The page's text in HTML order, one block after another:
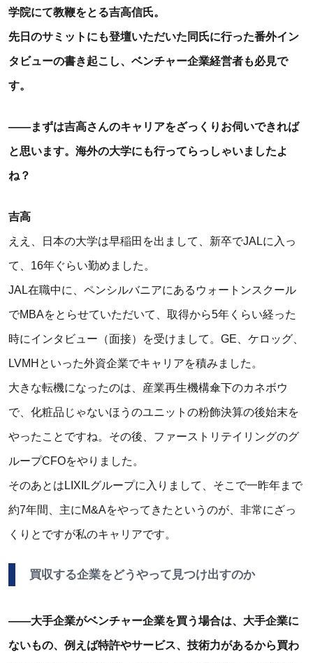
学院にて教鞭をとる吉高信氏。
先日のサミットにも登壇いただいた同氏に行った番外イン
タビューの書き起こし、ベンチャー企業経営者も必見で
す。
――まずは吉高さんのキャリアをざっくりお伺いできれば
と思います。海外の大学にも行ってらっしゃいましたよ
ね？
吉高
ええ、日本の大学は早稲田を出まして、新卒でJALに入っ
て、16年ぐらい勤めました。
JAL在職中に、ペンシルバニアにあるウォートンスクール
でMBAをとらせていただいて、取得から5年くらい経った
時にインタビュー（面接）を受けまして。GE、ケロッグ、
LVMHといった外資企業でキャリアを積みました。
大きな転機になったのは、産業再生機構傘下のカネボウ
で、化粧品じゃないほうのユニットの粉飾決算の後始末を
やったことですね。その後、ファーストリテイリングのグ
ループCFOをやりました。
そのあとはLIXILグループに入りまして、そこで一昨年まで
約7年間、主にM&Aをやってきたというのが、非常にざっ
くりとですが私のキャリアです。
買収する企業をどうやって見つけ出すのか
――大手企業がベンチャー企業を買う場合は、大手企業に
ないもの、例えば特許やサービス、技術力があるから買わ